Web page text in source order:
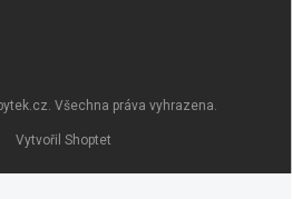
Vytvořil Shoptet
. Všechna práva vyhrazena.